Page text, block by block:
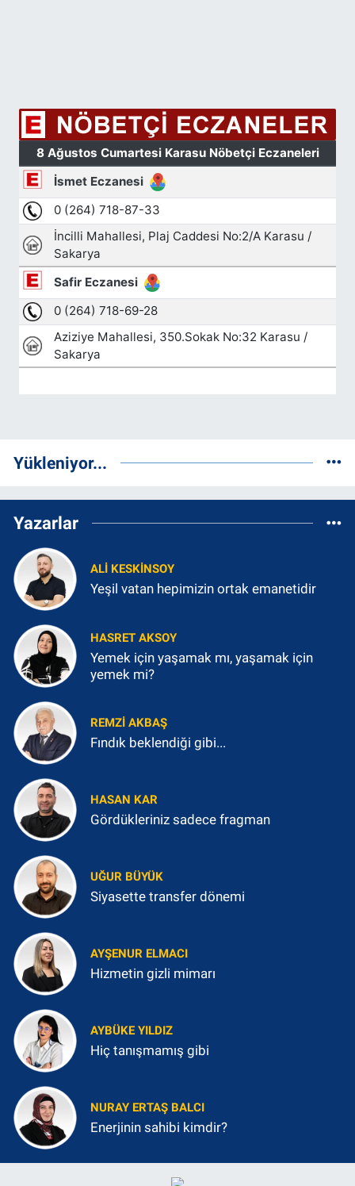
Yükleniyor...
Yazarlar
ALI KESKINSOY
Yeşil vatan hepimizin ortak emanetidir
HASRET AKSOY
Yemek için yaşamak mı, yaşamak için
yemek mi?
REMZI AKBAŞ
Fındık beklendiği gibi...
HASAN KAR
Gördükleriniz sadece fragman
UĞUR BÜYÜK
Siyasette transfer dönemi
AYŞENUR ELMACI
Hizmetin gizli mimarı
AYBÜKE YILDIZ
Hiç tanışmamış gibi
NURAY ERTAŞ BALCI
Enerjinin sahibi kimdir?